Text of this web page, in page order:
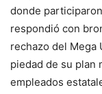
donde
respondió con
rechazo del Mega
piedad de su
empleados